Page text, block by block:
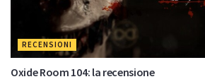
RECENSIONI
Oxide Room 104: la recensione